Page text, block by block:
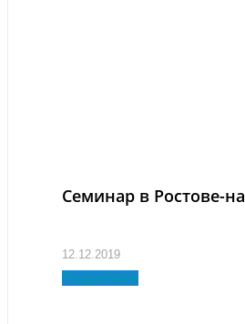
Семинар в Ростове-
12.12.2019
Подробнее